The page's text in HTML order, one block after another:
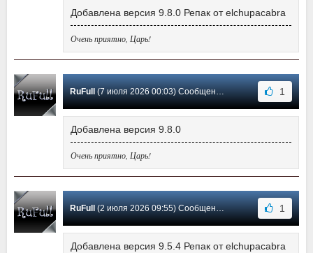
Добавлена версия 9.8.0 Репак от elchupacabra
Очень приятно, Царь!
RuFull (7 июля 2026 00:03) Сообщение #300 1
Добавлена версия 9.8.0
Очень приятно, Царь!
RuFull (2 июля 2026 09:55) Сообщение #299 1
Добавлена версия 9.5.4 Репак от elchupacabra